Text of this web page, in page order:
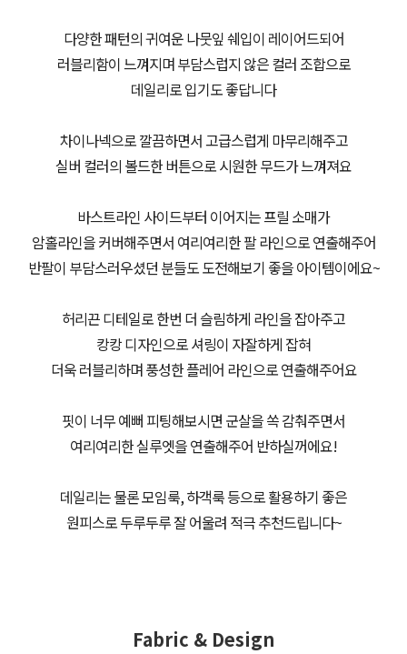
다양한 패턴의 귀여운 나뭇잎 쉐입이 레이어드되어
러블리함이 느껴지며 부담스럽지 않은 컬러 조합으로
데일리로 입기도 좋답니다
차이나넥으로 깔끔하면서 고급스럽게 마무리해주고
실버 컬러의 볼드한 버튼으로 시원한 무드가 느껴져요
바스트라인 사이드부터 이어지는 프릴 소매가
암홀라인을 커버해주면서 여리여리한 팔 라인으로 연출해주어
반팔이 부담스러우셨던 분들도 도전해보기 좋을 아이템이에요~
허리끈 디테일로 한번 더 슬림하게 라인을 잡아주고
캉캉 디자인으로 셔링이 자잘하게 잡혀
더욱 러블리하며 풍성한 플레어 라인으로 연출해주어요
핏이 너무 예뻐 피팅해보시면 군살을 쏙 감춰주면서
여리여리한 실루엣을 연출해주어 반하실꺼에요!
데일리는 물론 모임룩, 하객룩 등으로 활용하기 좋은
원피스로 두루두루 잘 어울려 적극 추천드립니다~
Fabric & Design